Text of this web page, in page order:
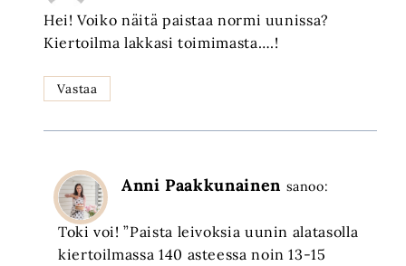
Hei! Voiko näitä paistaa normi uunissa?
Kiertoilma lakkasi toimimasta….!
Vastaa
Anni Paakkunainen sanoo:
Toki voi! ”Paista leivoksia uunin alatasolla
kiertoilmassa 140 asteessa noin 13-15